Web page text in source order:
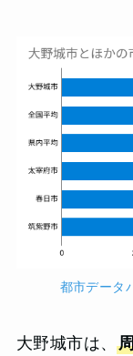
都市データ
大野城市は、